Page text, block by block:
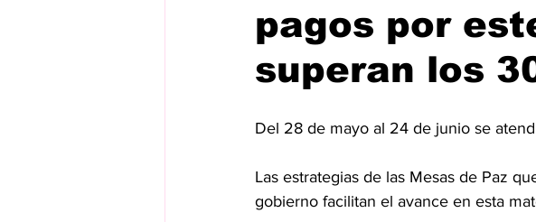
pagos por
superan los
Del 28 de mayo al 24 de junio se
Las estrategias de las Mesas de Paz
gobierno facilitan el avance en esta